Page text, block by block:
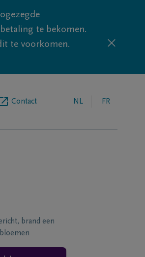
te bekomen.
te voorkomen.
Contact NL FR
brand een